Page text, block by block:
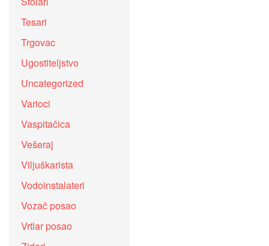
Tesari
Trgovac
Ugostiteljstvo
Uncategorized
Varioci
Vaspitačica
Vešeraj
Viljuškarista
Vodoinstalateri
Vozač posao
Vrtlar posao